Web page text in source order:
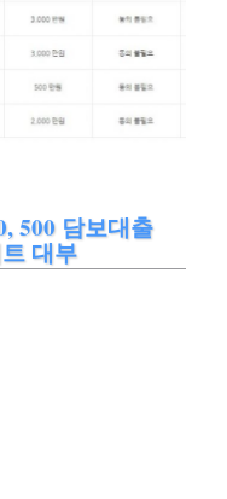
500 담보대출
대부